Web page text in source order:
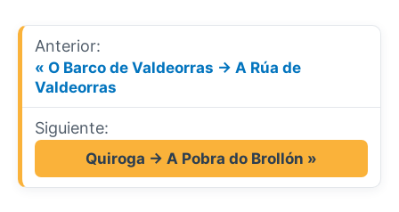
Anterior:
« O Barco de Valdeorras → A Rúa de
Valdeorras
Siguiente:
Quiroga → A Pobra do Brollón »